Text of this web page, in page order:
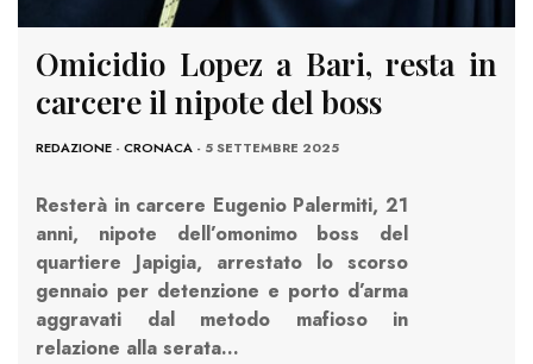
Omicidio Lopez a Bari, resta in
carcere il nipote del boss
REDAZIONE - CRONACA - 5 SETTEMBRE 2025
Resterà in carcere Eugenio Palermiti, 21
anni, nipote dell’omonimo boss del
quartiere Japigia, arrestato lo scorso
gennaio per detenzione e porto d’arma
aggravati dal metodo mafioso in
relazione alla serata…